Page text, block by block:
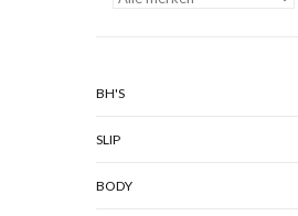
BH'S
SLIP
BODY